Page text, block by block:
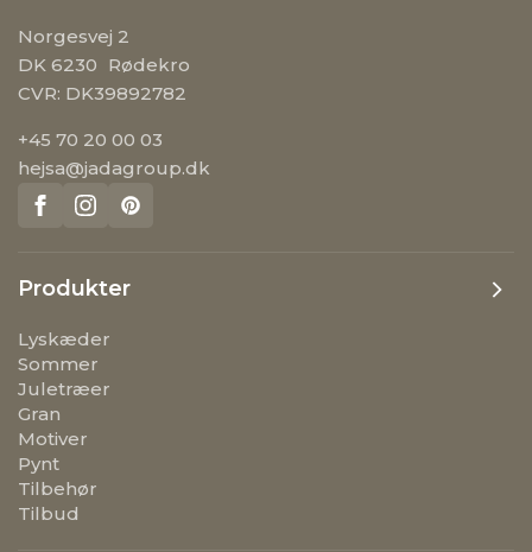
Norgesvej 2
DK 6230 Rødekro
CVR: DK39892782
+45 70 20 00 03
hejsa@jadagroup.dk
Produkter
Lyskæder
Sommer
Juletræer
Gran
Motiver
Pynt
Tilbehør
Tilbud